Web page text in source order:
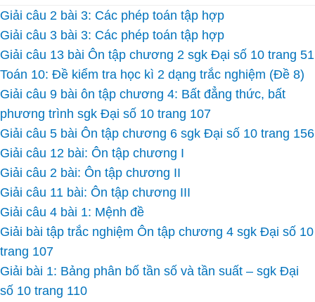
Giải câu 2 bài 3: Các phép toán tập hợp
Giải câu 3 bài 3: Các phép toán tập hợp
Giải câu 13 bài Ôn tập chương 2 sgk Đại số 10 trang 51
Toán 10: Đề kiểm tra học kì 2 dạng trắc nghiệm (Đề 8)
Giải câu 9 bài ôn tập chương 4: Bất đẳng thức, bất
phương trình sgk Đại số 10 trang 107
Giải câu 5 bài Ôn tập chương 6 sgk Đại số 10 trang 156
Giải câu 12 bài: Ôn tập chương I
Giải câu 2 bài: Ôn tập chương II
Giải câu 11 bài: Ôn tập chương III
Giải câu 4 bài 1: Mệnh đề
Giải bài tập trắc nghiệm Ôn tập chương 4 sgk Đại số 10
trang 107
Giải bài 1: Bảng phân bố tần số và tần suất – sgk Đại
số 10 trang 110